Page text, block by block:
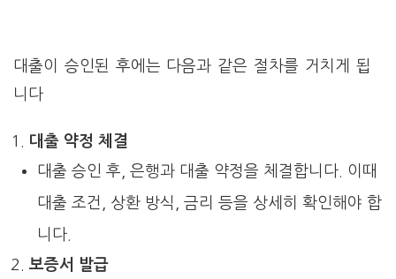
대출이 승인된 후에는 다음과 같은 절차를 거치게 됩
니다
대출 약정 체결
대출 승인 후, 은행과 대출 약정을 체결합니다. 이때
대출 조건, 상환 방식, 금리 등을 상세히 확인해야 합
니다.
보증서 발급